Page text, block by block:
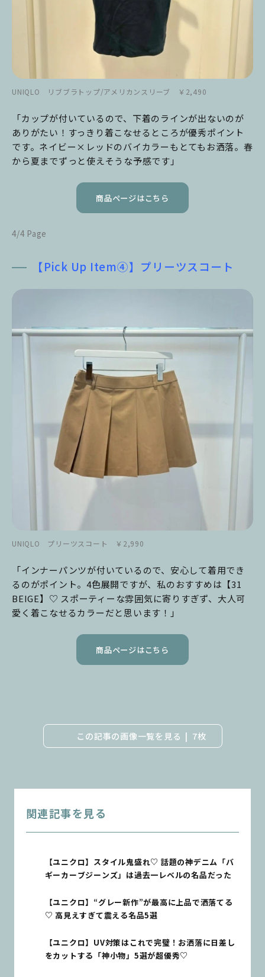
UNIQLO リブブラトップ/アメリカンスリーブ ￥2,490
「カップが付いているので、下着のラインが出ないのが
ありがたい！すっきり着こなせるところが優秀ポイント
です。ネイビー×レッドのバイカラーもとてもお洒落。春
から夏までずっと使えそうな予感です」
商品ページはこちら
4/4 Page
【Pick Up Item④】プリーツスコート
UNIQLO プリーツスコート ￥2,990
「インナーパンツが付いているので、安心して着用でき
るのがポイント。4色展開ですが、私のおすすめは【31
BEIGE】♡ スポーティーな雰囲気に寄りすぎず、大人可
愛く着こなせるカラーだと思います！」
商品ページはこちら
この記事の画像一覧を見る 7枚
関連記事を見る
【ユニクロ】スタイル鬼盛れ♡ 話題の神デニム「バ
ギーカーブジーンズ」は過去一レベルの名品だった
【ユニクロ】“グレー新作”が最高に上品で洒落てる
♡ 高見えすぎて震える名品5選
【ユニクロ】UV対策はこれで完璧！お洒落に日差し
をカットする「神小物」5選が超優秀♡